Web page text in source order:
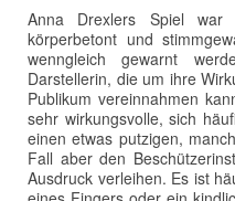
Anna Drexlers Spiel war
körperbetont und
wenngleich gewarnt
Darstellerin, die um ihre
Publikum vereinnahmen
sehr wirkungsvolle, sich
einen etwas putzigen,
Fall aber den
Ausdruck verleihen. Es ist